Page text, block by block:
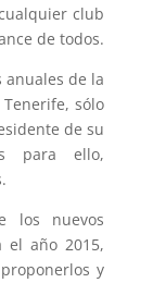
club
de todos.
anuales de la
sólo
de su
para ello,
los nuevos
el año 2015,
y